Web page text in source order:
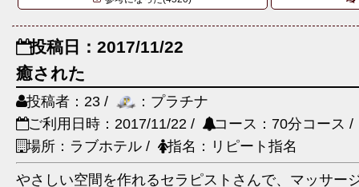
投稿日：2017/11/22
癒された
投稿者：23 /
：プラチナ
ご利用日時：2017/11/22 /
コース：70分コース
場所：ラブホテル /
指名：リピート指名
やさしい空間を作れるセラピストさんで、マッサー